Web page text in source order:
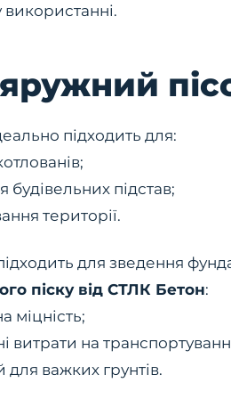
використанні.
підходить для:
будівельних підстав;
території.
для зведення
піску від СТЛК Бетон:
міцність;
витрати на
для важких грунтів.